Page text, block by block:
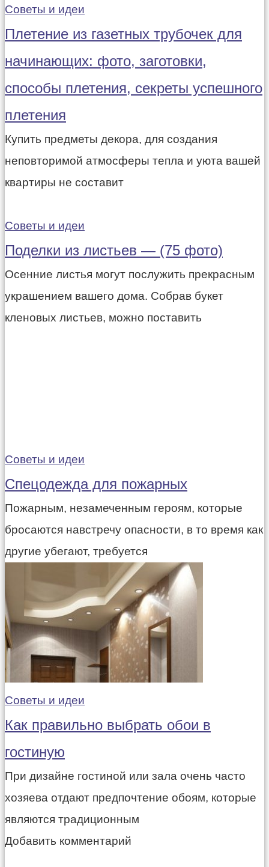
Советы и идеи
Плетение из газетных трубочек для
начинающих: фото, заготовки,
способы плетения, секреты успешного
плетения
Купить предметы декора, для создания
неповторимой атмосферы тепла и уюта вашей
квартиры не составит
Советы и идеи
Поделки из листьев — (75 фото)
Осенние листья могут послужить прекрасным
украшением вашего дома. Собрав букет
кленовых листьев, можно поставить
Советы и идеи
Спецодежда для пожарных
Пожарным, незамеченным героям, которые
бросаются навстречу опасности, в то время как
другие убегают, требуется
Советы и идеи
Как правильно выбрать обои в
гостиную
При дизайне гостиной или зала очень часто
хозяева отдают предпочтение обоям, которые
являются традиционным
Добавить комментарий